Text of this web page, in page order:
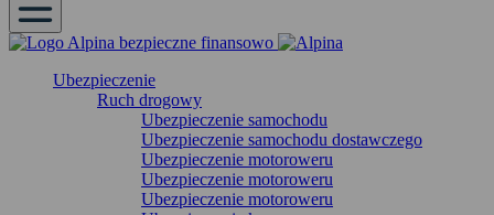
Ubezpieczenie
Ruch drogowy
Ubezpieczenie samochodu
Ubezpieczenie samochodu dostawczego
Ubezpieczenie motoroweru
Ubezpieczenie motoroweru
Ubezpieczenie motoroweru